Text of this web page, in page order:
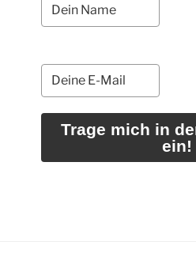
Trage mich in
ein!